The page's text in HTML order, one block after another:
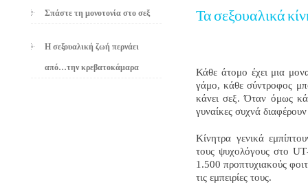
Σπάστε τη μονοτονία στο σεξ
Η σεξουαλική ζωή περνάει
από…την κρεβατοκάμαρα
Τα σεξουαλικά
Κάθε άτομο έχει μια
γάμο, κάθε σύντροφος
κάνει σεξ. Όταν όμως
γυναίκες συχνά
Κίνητρα γενικά
τους ψυχολόγους στο UT
1.500 προπτυχιακούς
τις εμπειρίες τους.